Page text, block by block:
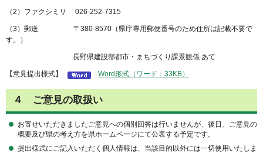
（2）ファクシミリ 026-252-7315
（3）郵送 〒380-8570（県庁専用郵便番号のため住所は記載不要で
す。）
長野県建設部都市・まちづくり課景観係 あて
【意見提出様式】 Word形式（ワード：33KB）
４ ご意見の取扱い
お寄せいただきましたご意見への個別回答は行いませんが、後日、ご意見の
概要及び県の考え方を県ホームページにて公表する予定です。
提出様式にご記入いただく個人情報は、当該目的以外には一切使用いたしま